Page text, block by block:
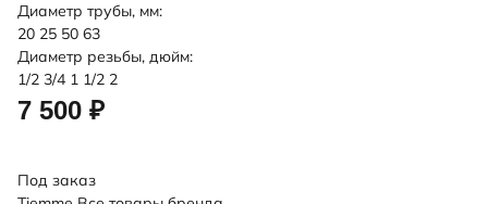
Диаметр трубы, мм:
20 25 50 63
Диаметр резьбы, дюйм:
1/2 3/4 1 1/2 2
7 500 ₽
Под заказ